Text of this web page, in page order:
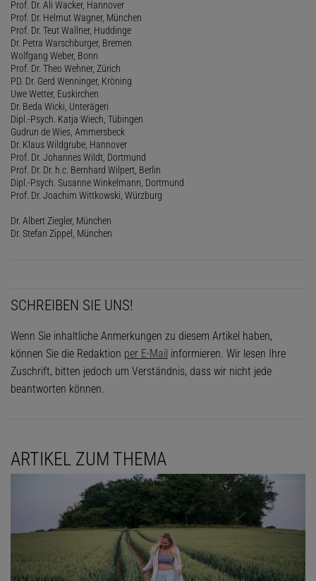
Prof. Dr. Ali Wacker, Hannover
Prof. Dr. Helmut Wagner, München
Prof. Dr. Teut Wallner, Huddinge
Dr. Petra Warschburger, Bremen
Wolfgang Weber, Bonn
Prof. Dr. Theo Wehner, Zürich
PD. Dr. Gerd Wenninger, Kröning
Uwe Wetter, Euskirchen
Dr. Beda Wicki, Unterägeri
Dipl.-Psych. Katja Wiech, Tübingen
Gudrun de Wies, Ammersbeck
Dr. Klaus Wildgrube, Hannover
Prof. Dr. Johannes Wildt, Dortmund
Prof. Dr. Dr. h.c. Bernhard Wilpert, Berlin
Dipl.-Psych. Susanne Winkelmann, Dortmund
Prof. Dr. Joachim Wittkowski, Würzburg
Dr. Albert Ziegler, München
Dr. Stefan Zippel, München
SCHREIBEN SIE UNS!
Wenn Sie inhaltliche Anmerkungen zu diesem Artikel haben,
können Sie die Redaktion per E-Mail informieren. Wir lesen Ihre
Zuschrift, bitten jedoch um Verständnis, dass wir nicht jede
beantworten können.
ARTIKEL ZUM THEMA